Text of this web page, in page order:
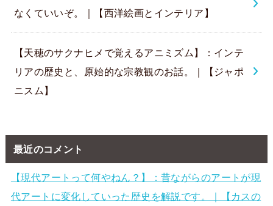
なくていいぞ。｜【西洋絵画とインテリア】
【天穂のサクナヒメで覚えるアニミズム】：インテ
リアの歴史と、原始的な宗教観のお話。｜【ジャポ
ニスム】
最近のコメント
【現代アートって何やねん？】：昔ながらのアートが現
代アートに変化していった歴史を解説です。｜【カスの